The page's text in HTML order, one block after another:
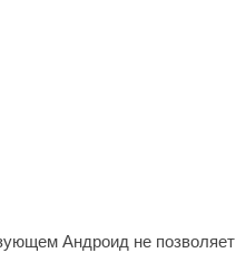
Андроид не позволяет